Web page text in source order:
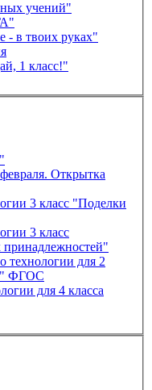
учений"
- в твоих руках"
1 класс!"
Открытка
3 класс "Поделки
3 класс
технологии для 2
ФГОС
для 4 класса